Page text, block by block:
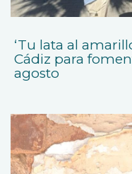
‘Tu lata al
Cádiz para
agosto